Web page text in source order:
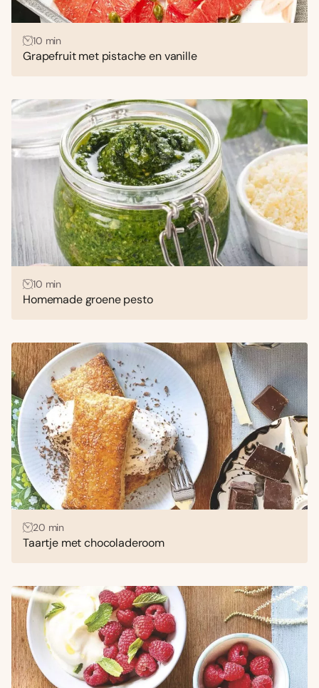
10 min
Grapefruit met pistache en vanille
10 min
Homemade groene pesto
20 min
Taartje met chocoladeroom